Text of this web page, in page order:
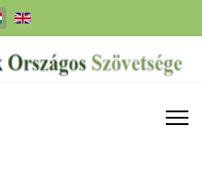
nyelvet